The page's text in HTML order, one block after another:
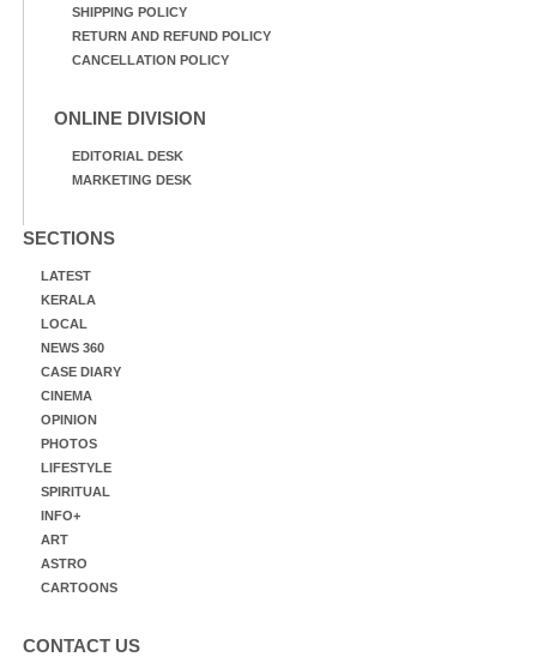
SHIPPING POLICY
RETURN AND REFUND POLICY
CANCELLATION POLICY
ONLINE DIVISION
EDITORIAL DESK
MARKETING DESK
SECTIONS
LATEST
KERALA
LOCAL
NEWS 360
CASE DIARY
CINEMA
OPINION
PHOTOS
LIFESTYLE
SPIRITUAL
INFO+
ART
ASTRO
CARTOONS
CONTACT US